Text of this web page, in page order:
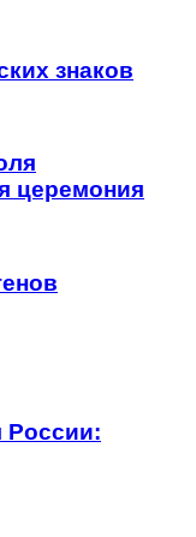
знаков
церемония
России: